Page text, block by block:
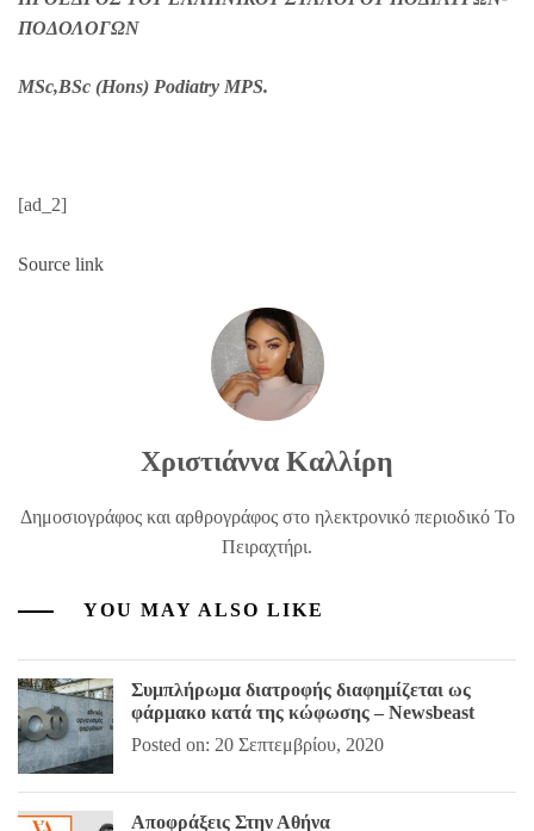
ΠΟΔΟΛΟΓΩΝ
MSc,BSc (Hons) Podiatry MPS.
[ad_2]
Source link
Χριστιάννα Καλλίρη
Δημοσιογράφος και αρθρογράφος στο ηλεκτρονικό περιοδικό Το
Πειραχτήρι.
YOU MAY ALSO LIKE
Συμπλήρωμα διατροφής διαφημίζεται ως
φάρμακο κατά της κώφωσης – Newsbeast
Posted on: 20 Σεπτεμβρίου, 2020
Αποφράξεις Στην Αθήνα